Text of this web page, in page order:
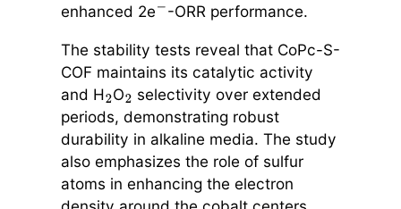
enhanced 2e−-ORR performance.
The stability tests reveal that CoPc-S-
COF maintains its catalytic activity
and H2O2 selectivity over extended
periods, demonstrating robust
durability in alkaline media. The study
also emphasizes the role of sulfur
atoms in enhancing the electron